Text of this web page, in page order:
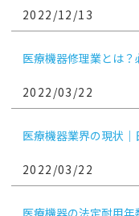
2022/12/13
医療機器修理業とは
2022/03/22
医療機器業界の現状
2022/03/22
医療機器の法定耐用